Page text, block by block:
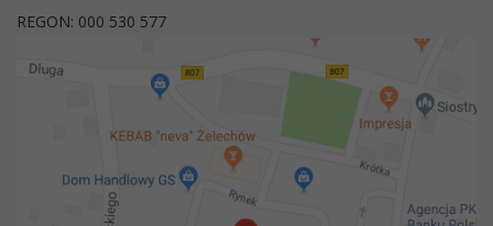
REGON: 000 530 577